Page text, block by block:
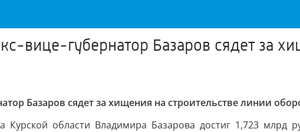
вице-губернатор Базаров сядет за
Базаров сядет за хищения на строительстве линии
области Владимира Базарова достиг 1,723 млрд